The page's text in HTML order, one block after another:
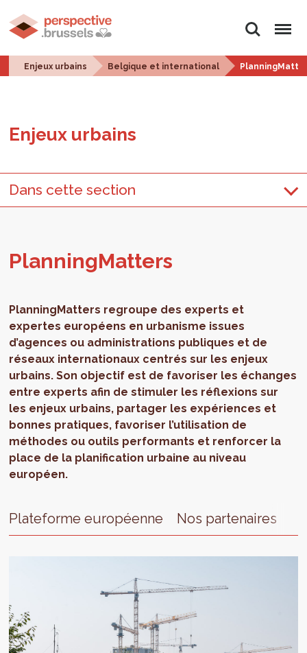
Rechercher
Menu
Enjeux urbains Belgique et international
Enjeux urbains
Dans cette section
Plan­ning­Mat­ters
PlanningMatters regroupe des experts et
expertes européens en urbanisme issues
d’agences ou administrations publiques et de
réseaux internationaux centrés sur les enjeux
urbains. Son objectif est de favoriser les échanges
entre experts afin de stimuler les réflexions sur
les enjeux urbains, partager les expériences et
bonnes pratiques, favoriser l’utilisation de
méthodes ou outils performants et renforcer la
place de la planification urbaine au niveau
européen.
Plateforme européenne Nos partenaires